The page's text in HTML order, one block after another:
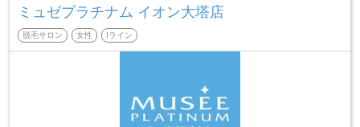
ミュゼプラチナム イオン大塔店
脱毛サロン 女性 Iライン